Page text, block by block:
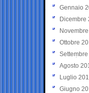
Gennaio
Dicembre
Ottobre
Agosto
Luglio
Giugno